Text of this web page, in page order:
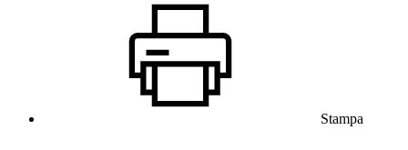
Stampa